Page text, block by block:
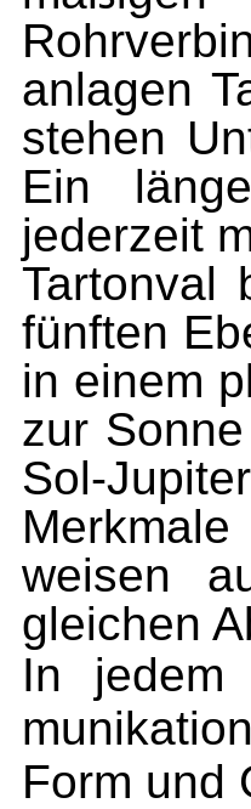
anlagen
stehen
Ein
jederzeit
Tartonval
fünften
in einem
zur
Sol-
weisen
gleichen
In
Form und